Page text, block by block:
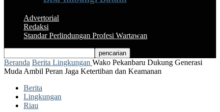
Advertorial
Redaksi
Standar Perlindungan Profesi Wartawan
Beranda Berita Lingkungan Wako Pekanbaru Dukung Generasi
Muda Ambil Peran Jaga Ketertiban dan Keamanan
Berita
Lingkungan
Riau